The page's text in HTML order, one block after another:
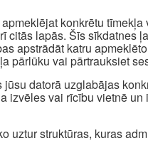
konkrētu
citās lapās. Šīs sīkdatnes
apstrādāt katru
pārlūku vai pārtrauksiet
datorā uzglabājas
izvēles vai rīcību vietnē
uztur struktūras, kuras